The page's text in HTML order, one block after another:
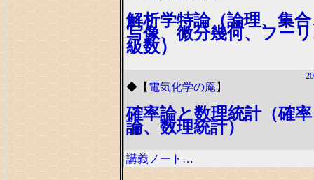
解析学特論（論理、集
写像、微分幾何、フー
級数）
◆ 【 電気化学の庵 】
確率論と数理統計（確率
論、数理統計）
講義ノート…